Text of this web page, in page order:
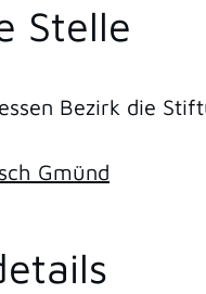
Stelle
Bezirk die
Gmünd